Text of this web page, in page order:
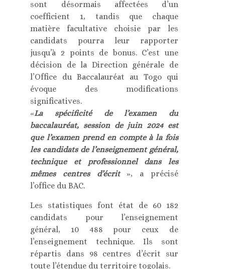
sont désormais affectées d’un
coefficient 1, tandis que chaque
matière facultative choisie par les
candidats pourra leur rapporter
jusqu’à 2 points de bonus. C’est une
décision de la Direction générale de
l’Office du Baccalauréat au Togo qui
évoque des modifications
significatives.
«La spécificité de l’examen du
baccalauréat, session de juin 2024 est
que l’examen prend en compte à la fois
les candidats de l’enseignement général,
technique et professionnel dans les
mêmes centres d’écrit», a précisé
l’office du BAC.
Les statistiques font état de 60 182
candidats pour l’enseignement
général, 10 488 pour ceux de
l’enseignement technique. Ils sont
répartis dans 98 centres d’écrit sur
toute l’étendue du territoire togolais.